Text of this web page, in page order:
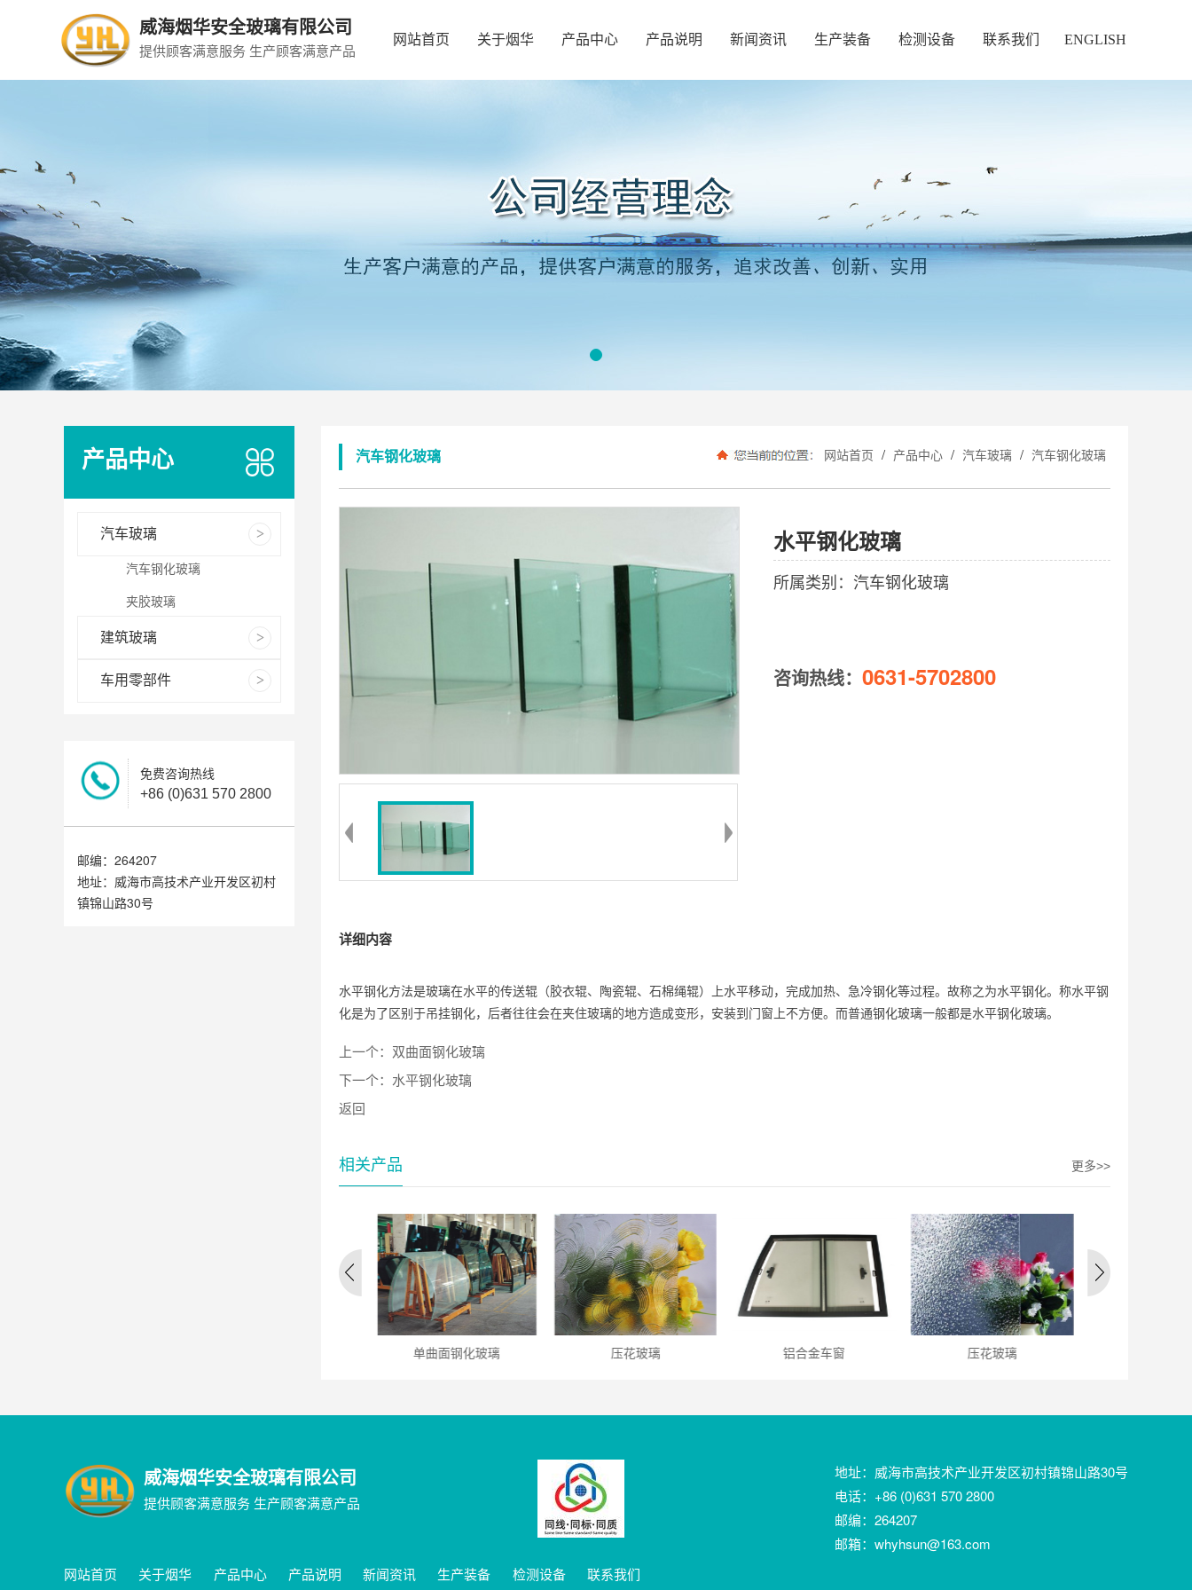
威海烟华安全玻璃有限公司
提供顾客满意服务 生产顾客满意产品
网站首页 关于烟华 产品中心 产品说明 新闻资讯 生产装备 检测设备 联系我们 ENGLISH
产品中心
汽车玻璃
汽车钢化玻璃
夹胶玻璃
建筑玻璃
车用零部件
免费咨询热线
+86 (0)631 570 2800
邮编：264207
地址：威海市高技术产业开发区初村
镇锦山路30号
汽车钢化玻璃 网站首页 / 产品中心 / 汽车玻璃 / 汽车钢化玻璃
水平钢化玻璃
所属类别：汽车钢化玻璃
咨询热线： 0631-5702800
详细内容
水平钢化方法是玻璃在水平的传送辊（胶衣辊、陶瓷辊、石棉绳辊）上水平移动，完成加热、急冷钢化等过程。故称之为水平钢化。称水平钢
化是为了区别于吊挂钢化，后者往往会在夹住玻璃的地方造成变形，安装到门窗上不方便。而普通钢化玻璃一般都是水平钢化玻璃。
上一个： 双曲面钢化玻璃
下一个： 水平钢化玻璃
返回
相关产品 更多>>
单曲面钢化玻璃 压花玻璃 铝合金车窗 压花玻璃
威海烟华安全玻璃有限公司
提供顾客满意服务 生产顾客满意产品
网站首页 关于烟华 产品中心 产品说明 新闻资讯 生产装备 检测设备 联系我们
地址：威海市高技术产业开发区初村镇锦山路30号
电话：+86 (0)631 570 2800
邮编：264207
邮箱：whyhsun@163.com